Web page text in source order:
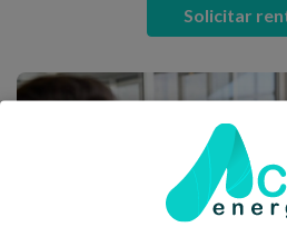
Solicitar